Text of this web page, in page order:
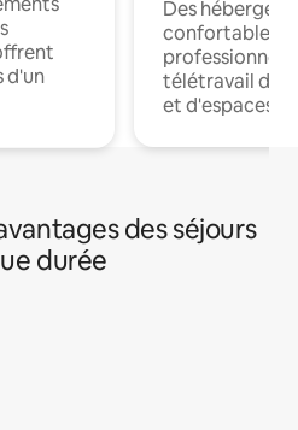
d'un
Des
confortables
professionnels
télétravail
et d'espaces
des séjours
durée